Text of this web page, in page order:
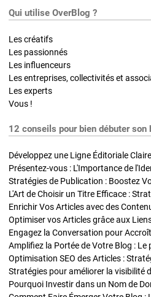
Qui utilise OverBlog ?
Les créatifs
Les passionnés
Les influenceurs
Les entreprises, collectivités et
Les experts
Vous !
12 conseils pour bien débuter
Développez une Ligne Éditoriale
Présentez-vous : L'Importance de
L'Art de Choisir un Titre Efficace :
Optimiser vos Articles grâce aux
Engagez la Conversation pour
Amplifiez la Portée de Votre Blog : Le